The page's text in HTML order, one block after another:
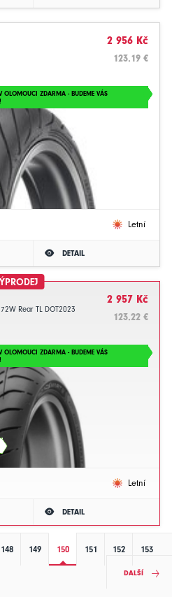
2 956 Kč
123.19 €
OLOMOUCI ZDARMA - BUDEME VÁS
Letní
DETAIL
Rear TL DOT2023
2 957 Kč
123.22 €
OLOMOUCI ZDARMA - BUDEME VÁS
Letní
DETAIL
148 149 150 151 152 153
DALŠÍ